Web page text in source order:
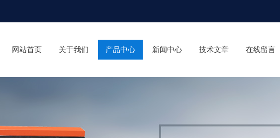
网站首页 关于我们 产品中心 新闻中心 技术文章 在线留言